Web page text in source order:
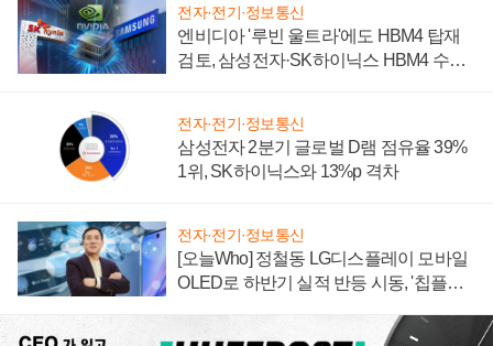
전자·전기·정보통신
엔비디아 '루빈 울트라'에도 HBM4 탑재
검토, 삼성전자·SK하이닉스 HBM4 수율
전자·전기·정보통신
삼성전자 2분기 글로벌 D램 점유율 39%
1위, SK하이닉스와 13%p 격차
전자·전기·정보통신
[오늘Who] 정철동 LG디스플레이 모바일
OLED로 하반기 실적 반등 시동, '칩플레